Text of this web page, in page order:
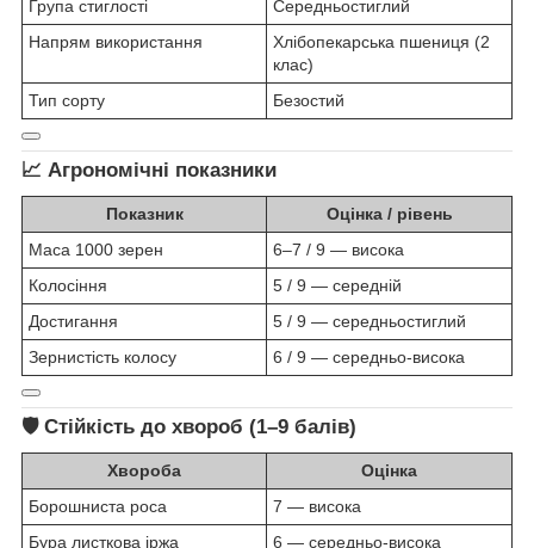
Група стиглості
Середньостиглий
Напрям використання
Хлібопекарська пшениця (2
клас)
Тип сорту
Безостий
📈 Агрономічні показники
Показник
Оцінка / рівень
Маса 1000 зерен
6–7 / 9 — висока
Колосіння
5 / 9 — середній
Достигання
5 / 9 — середньостиглий
Зернистість колосу
6 / 9 — середньо‑висока
🛡️ Стійкість до хвороб (1–9 балів)
Хвороба
Оцінка
Борошниста роса
7 — висока
Бура листкова іржа
6 — середньо‑висока